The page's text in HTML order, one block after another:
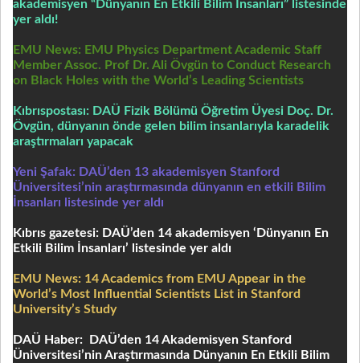
akademisyen “Dünyanın En Etkili Bilim İnsanları” listesinde
yer aldı!
EMU News: EMU Physics Department Academic Staff
Member Assoc. Prof Dr. Ali Övgün to Conduct Research
on Black Holes with the World’s Leading Scientists
Kıbrıspostası: DAÜ Fizik Bölümü Öğretim Üyesi Doç. Dr.
Övgün, dünyanın önde gelen bilim insanlarıyla karadelik
araştırmaları yapacak
Yeni Şafak: DAÜ’den 13 akademisyen Stanford
Üniversitesi’nin araştırmasında dünyanın en etkili Bilim
İnsanları listesinde yer aldı
Kıbrıs gazetesi: DAÜ’den 14 akademisyen ‘Dünyanın En
Etkili Bilim İnsanları’ listesinde yer aldı
EMU News: 14 Academics from EMU Appear in the
World’s Most Influential Scientists List in Stanford
University’s Study
DAÜ Haber: DAÜ’den 14 Akademisyen Stanford
Üniversitesi’nin Araştırmasında Dünyanın En Etkili Bilim